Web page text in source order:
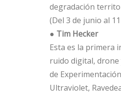
degradación
(Del 3 de junio al
● Tim Hecker
Esta es la primera
ruido digital, drone
de
Ultraviolet,